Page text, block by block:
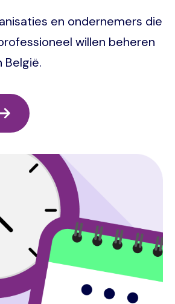
en ondernemers die
willen beheren
België.